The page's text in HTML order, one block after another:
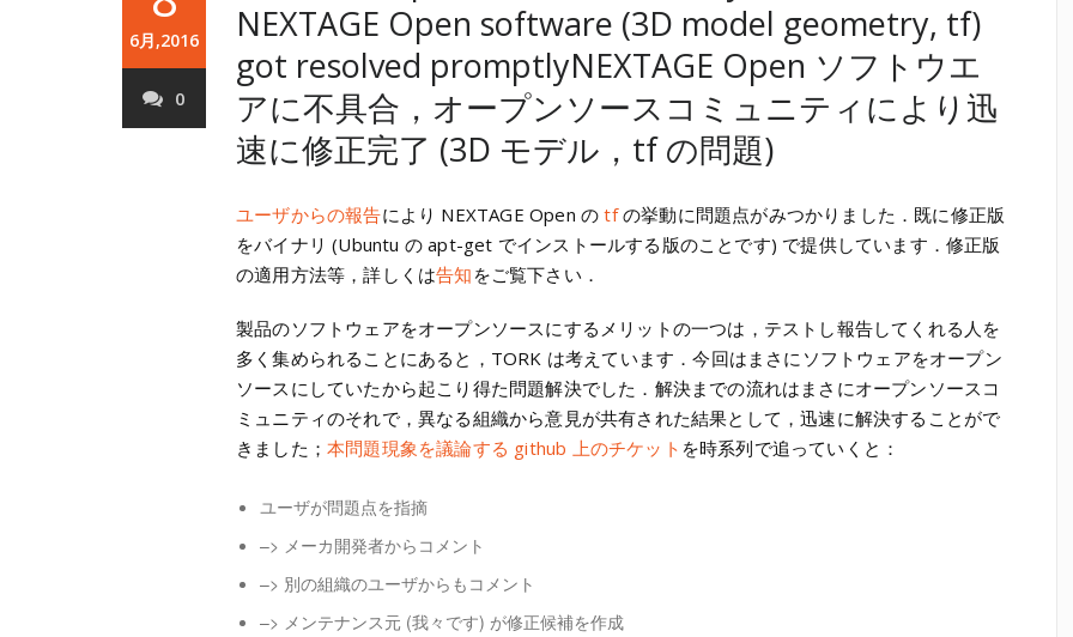
6月,2016
0
NEXTAGE Open software (3D model geometry, tf)
got resolved promptlyNEXTAGE Open ソフトウエ
アに不具合，オープンソースコミュニティにより迅
速に修正完了 (3D モデル，tf の問題)
ユーザからの報告により NEXTAGE Open のtfの挙動に問題点がみつかりました．既に修正版
をバイナリ (Ubuntu の apt-get でインストールする版のことです) で提供しています．修正版
の適用方法等，詳しくは告知 をご覧下さい．
製品のソフトウェアをオープンソースにするメリットの一つは，テストし報告してくれる人を
多く集められることにあると，TORK は考えています．今回はまさにソフトウェアをオープン
ソースにしていたから起こり得た問題解決でした．解決までの流れはまさにオープンソースコ
ミュニティのそれで，異なる組織から意見が共有された結果として，迅速に解決することがで
きました； 本問題現象を議論する github 上のチケット を時系列で追っていくと：
ユーザが問題点を指摘
–> メーカ開発者からコメント
–> 別の組織のユーザからもコメント
–> メンテナンス元 (我々です) が修正候補を作成